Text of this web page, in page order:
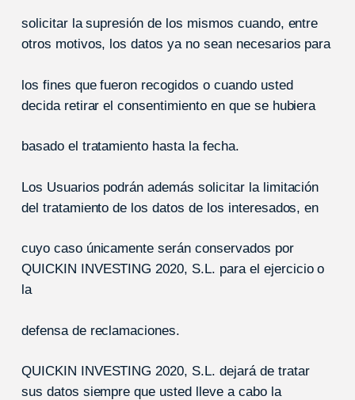
solicitar la supresión de los mismos cuando, entre
otros motivos, los datos ya no sean necesarios para
los fines que fueron recogidos o cuando usted
decida retirar el consentimiento en que se hubiera
basado el tratamiento hasta la fecha.
Los Usuarios podrán además solicitar la limitación
del tratamiento de los datos de los interesados, en
cuyo caso únicamente serán conservados por
QUICKIN INVESTING 2020, S.L. para el ejercicio o
la
defensa de reclamaciones.
QUICKIN INVESTING 2020, S.L. dejará de tratar
sus datos siempre que usted lleve a cabo la